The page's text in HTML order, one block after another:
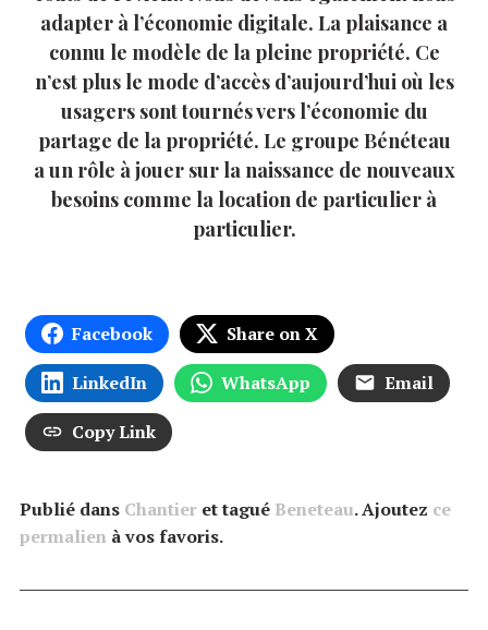
adapter à l’économie digitale. La plaisance a
connu le modèle de la pleine propriété. Ce
n’est plus le mode d’accès d’aujourd’hui où les
usagers sont tournés vers l’économie du
partage de la propriété. Le groupe Bénéteau
a un rôle à jouer sur la naissance de nouveaux
besoins comme la location de particulier à
particulier.
Facebook Share on X
LinkedIn WhatsApp Email
Copy Link
Publié dans Chantier et tagué Beneteau. Ajoutez ce
permalien à vos favoris.